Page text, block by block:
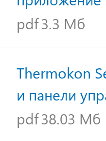
pdf3.3 Мб
Thermokon
и панели
pdf38.03 Мб